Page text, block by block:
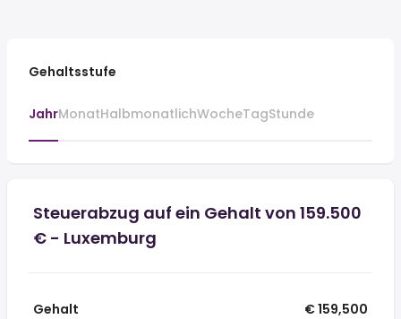
Gehaltsstufe
JahrMonatHalbmonatlichWocheTagStunde
Steuerabzug auf ein Gehalt von 159.500
€ - Luxemburg
Gehalt
€ 159,500